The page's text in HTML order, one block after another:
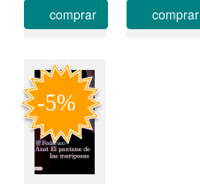
comprar comprar